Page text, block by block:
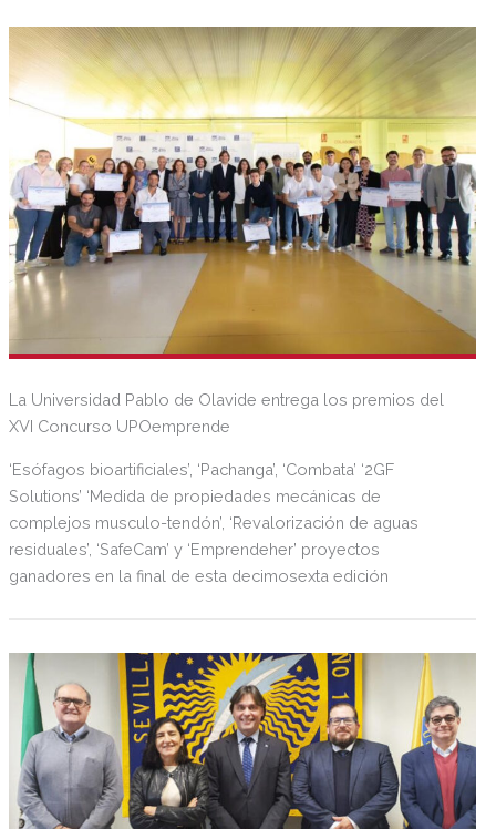
La Universidad Pablo de Olavide entrega los premios del
XVI Concurso UPOemprende
‘Esófagos bioartificiales’, ‘Pachanga’, ‘Combata’ ‘2GF
Solutions’ ‘Medida de propiedades mecánicas de
complejos musculo-tendón’, ‘Revalorización de aguas
residuales’, ‘SafeCam’ y ‘Emprendeher’ proyectos
ganadores en la final de esta decimosexta edición